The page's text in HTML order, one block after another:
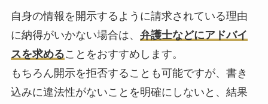
自身の情報を開示するように請求されている理由
に納得がいかない場合は、 弁護士などにアドバイ
スを求めることをおすすめします。
もちろん開示を拒否することも可能ですが、書き
込みに違法性がないことを明確にしないと、結果